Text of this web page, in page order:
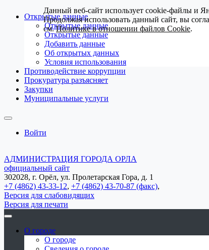
Открытые данные
Открытые данные
Открытые данные
Добавить данные
Об открытых данных
Условия использования
Противодействие коррупции
Прокуратура разъясняет
Закупки
Муниципальные услуги
Войти
АДМИНИСТРАЦИЯ ГОРОДА ОРЛА
официальный сайт
302028, г. Орёл, ул. Пролетарская Гора, д. 1
+7 (4862) 43-33-12, +7 (4862) 43-70-87 (факс),
Версия для слабовидящих
Версия для печати
О городе
О городе
Данный веб-сайт использует cookie-файлы и
Продолжая использовать данный сайт, вы
см.Политике в отношении файлов Cookie.